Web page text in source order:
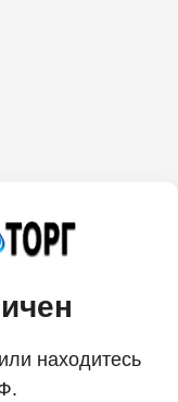
находитесь